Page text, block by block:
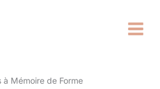
Mémoire de Forme